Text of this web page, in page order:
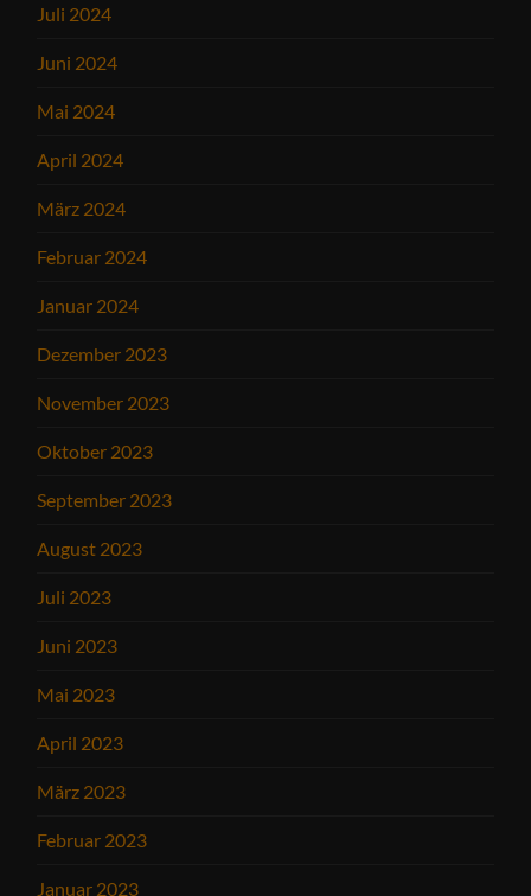
Juli 2024
Juni 2024
Mai 2024
April 2024
März 2024
Februar 2024
Januar 2024
Dezember 2023
November 2023
Oktober 2023
September 2023
August 2023
Juli 2023
Juni 2023
Mai 2023
April 2023
März 2023
Februar 2023
Januar 2023